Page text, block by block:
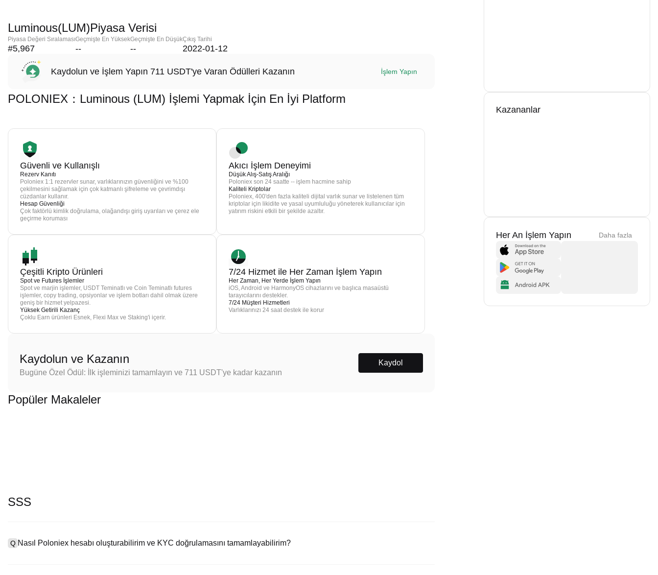
Luminous(LUM)Piyasa Verisi
Piyasa Değeri Sıralaması
#5,967
Geçmişte En Yüksek
--
Geçmişte En Düşük
--
Çıkış Tarihi
2022-01-12
Kaydolun ve İşlem Yapın 711 USDT'ye Varan Ödülleri Kazanın İşlem Yapın
POLONIEX：Luminous (LUM) İşlemi Yapmak İçin En İyi Platform
Güvenli ve Kullanışlı
Rezerv Kanıtı
Poloniex 1:1 rezervler sunar, varlıklarınızın güvenliğini ve %100
çekilmesini sağlamak için çok katmanlı şifreleme ve çevrimdışı
cüzdanlar kullanır.
Hesap Güvenliği
Çok faktörlü kimlik doğrulama, olağandışı giriş uyarıları ve çerez ele
geçirme koruması
Akıcı İşlem Deneyimi
Düşük Alış-Satış Aralığı
Poloniex son 24 saatte -- işlem hacmine sahip
Kaliteli Kriptolar
Poloniex, 400'den fazla kaliteli dijital varlık sunar ve listelenen tüm
kriptolar için likidite ve yasal uyumluluğu yöneterek kullanıcılar için
yatırım riskini etkili bir şekilde azaltır.
Çeşitli Kripto Ürünleri
Spot ve Futures İşlemler
Spot ve marjin işlemler, USDT Teminatlı ve Coin Teminatlı futures
işlemler, copy trading, opsiyonlar ve işlem botları dahil olmak üzere
geniş bir hizmet yelpazesi.
Yüksek Getirili Kazanç
Çoklu Earn ürünleri Esnek, Flexi Max ve Staking'i içerir.
7/24 Hizmet ile Her Zaman İşlem Yapın
Her Zaman, Her Yerde İşlem Yapın
iOS, Android ve HarmonyOS cihazlarını ve başlıca masaüstü
tarayıcılarını destekler.
7/24 Müşteri Hizmetleri
Varlıklarınızı 24 saat destek ile korur
Kaydolun ve Kazanın
Bugüne Özel Ödül: İlk işleminizi tamamlayın ve 711 USDT'ye kadar kazanın
Kaydol
Popüler Makaleler
SSS
Q Nasıl Poloniex hesabı oluşturabilirim ve KYC doğrulamasını tamamlayabilirim?
Kazananlar
Her An İşlem Yapın Daha fazla